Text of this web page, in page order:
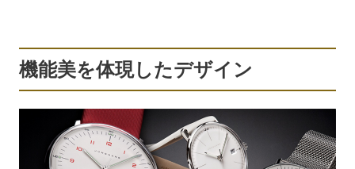
機能美を体現したデザイン